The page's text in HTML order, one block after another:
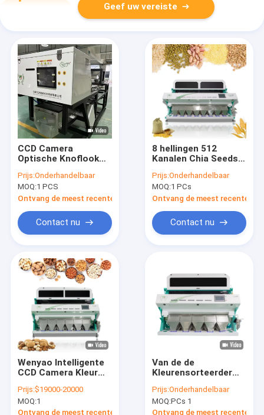
Geef uw vereiste
CCD Camera
Optische Knoflook
Schillen Knoflook
Vlekken Verwijderen
Machine Walnoot
Knoflook Kers Koffie
Kleur
Sorteermachine met
Prijs:Onderhandelbaar
MOQ:1 PCS
Ontvang de meest recente Prijs
Contact nu
8 hellingen 512
Kanalen Chia Seeds
met RGB Camera
Prijs:Onderhandelbaar
MOQ:1 PCs
Ontvang de meest recente
Contact nu
Wenyao Intelligente
CCD Camera Kleur
Sorteren Machine
Prijs:$19000-20000
MOQ:1
Ontvang de meest recente Prijs
Van de de
Kleurensorteerder
Machine Witte
Zwarte met Wifi-
Afstandsbediening
Prijs:Onderhandelbaar
MOQ:PCs 1
Ontvang de meest recente